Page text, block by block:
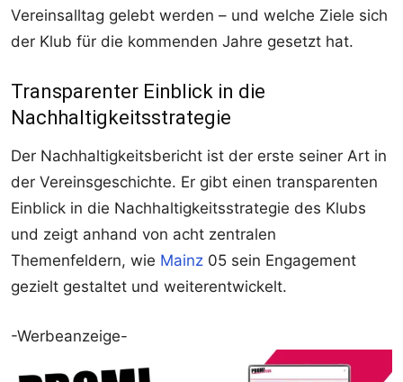
Vereinsalltag gelebt werden – und welche Ziele sich
der Klub für die kommenden Jahre gesetzt hat.
Transparenter Einblick in die
Nachhaltigkeitsstrategie
Der Nachhaltigkeitsbericht ist der erste seiner Art in
der Vereinsgeschichte. Er gibt einen transparenten
Einblick in die Nachhaltigkeitsstrategie des Klubs
und zeigt anhand von acht zentralen
Themenfeldern, wie Mainz 05 sein Engagement
gezielt gestaltet und weiterentwickelt.
-Werbeanzeige-